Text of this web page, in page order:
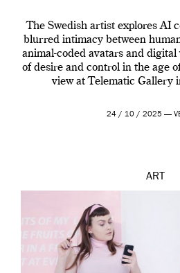
The Swedish artist explores AI
blurred intimacy between
animal-coded avatars and
of desire and control in the age
view at Telematic Gallery
24 / 10 / 2025 —
ART